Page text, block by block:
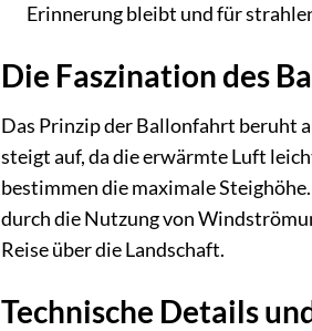
Erinnerung bleibt und für
Die Faszination des
Das Prinzip der Ballonfahrt beruht
steigt auf, da die erwärmte Luft
bestimmen die maximale
durch die Nutzung von
Reise über die Landschaft.
Technische Details